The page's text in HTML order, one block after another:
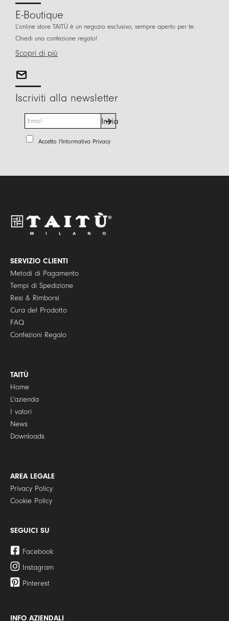
E-Boutique
L’online store TAITÙ è un negozio esclusivo, sempre aperto per te.
Chiedi una confezione regalo!
Scopri di più
Iscriviti alla newsletter
m
a
P
o
y
*
Accetto l'Informativa Privacy
Invia
SERVIZIO CLIENTI
Metodi di Pagamento
Tempi di Spedizione
Resi & Rimborsi
Cura del Prodotto
FAQ
Confezioni Regalo
TAITÙ
Home
L’azienda
I valori
News
Downloads
AREA LEGALE
Privacy Policy
Cookie Policy
SEGUICI SU
Facebook
Instagram
Pinterest
INFO AZIENDALI